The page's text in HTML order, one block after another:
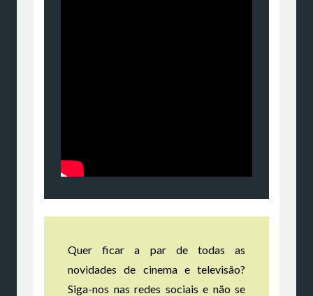
Quer ficar a par de todas as
novidades de cinema e televisão?
Siga-nos nas redes sociais e não se